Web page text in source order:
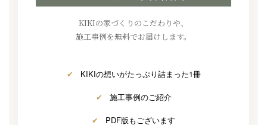
KIKIの家づくりのこだわりや、
施工事例を無料でお届けします。
✔ KIKIの想いがたっぷり詰まった1冊
✔ 施工事例のご紹介
✔ PDF版もございます